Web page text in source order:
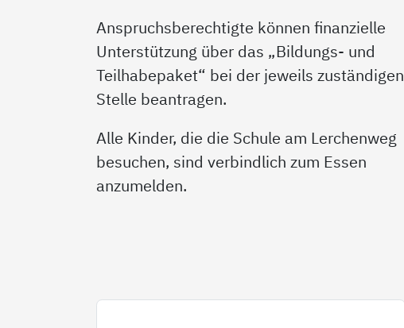
Anspruchsberechtigte können finanzielle
Unterstützung über das „Bildungs- und
Teilhabepaket“ bei der jeweils zuständigen
Stelle beantragen.
Alle Kinder, die die Schule am Lerchenweg
besuchen, sind verbindlich zum Essen
anzumelden.